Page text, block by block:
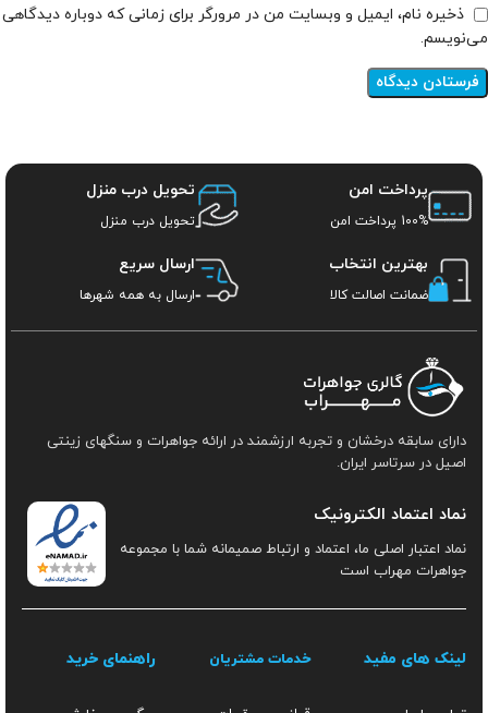
ذخیره نام، ایمیل و وبسایت من در مرورگر برای زمانی که دوباره دیدگاهی
می‌نویسم.
پرداخت امن
100% پرداخت امن
تحویل درب منزل
تحویل درب منزل
بهترین انتخاب
ضمانت اصالت کالا
ارسال سریع
ارسال به همه شهرها
دارای سابقه درخشان و تجربه ارزشمند در ارائه جواهرات و سنگهای زینتی
اصیل در سرتاسر ایران.
نماد اعتماد الکترونیک
نماد اعتبار اصلی ما، اعتماد و ارتباط صمیمانه شما با مجموعه
جواهرات مهراب است
لینک های مفید خدمات مشتریان راهنمای خرید